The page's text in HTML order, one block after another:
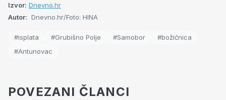
Izvor: Dnevno.hr
Autor: Dnevno.hr/Foto: HINA
#isplata #Grubišno Polje #Samobor
#božićnica
#Antunovac
POVEZANI ČLANCI